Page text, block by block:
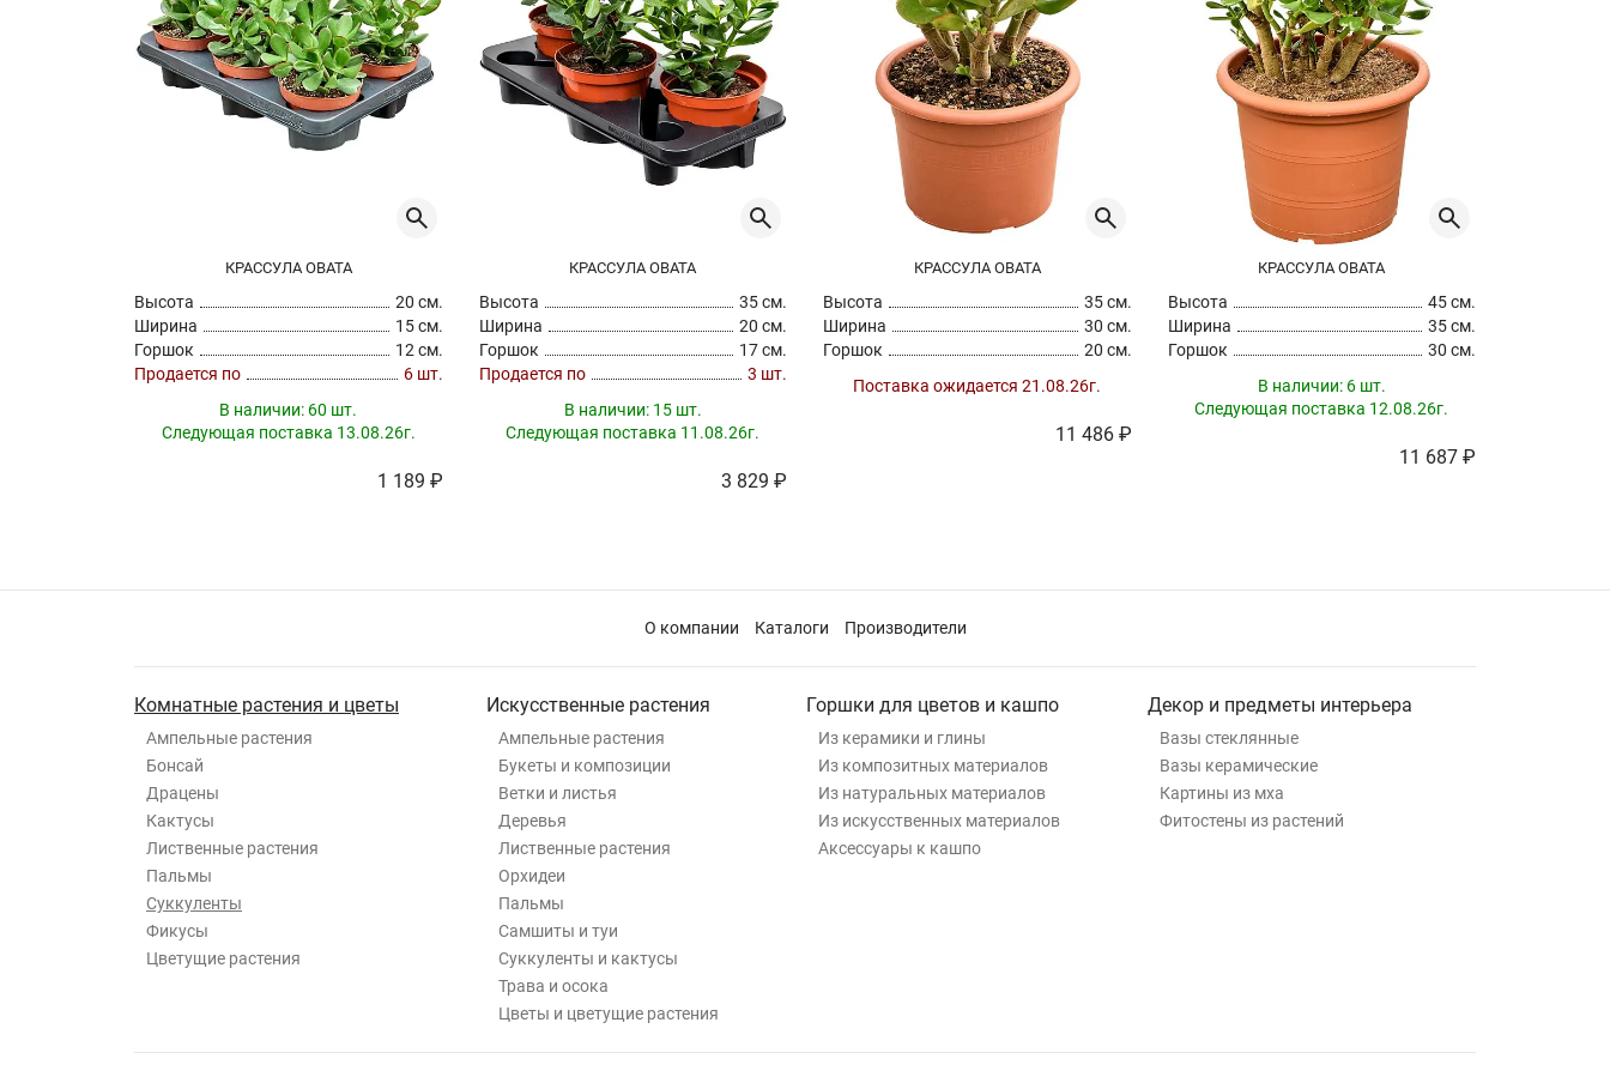
КРАССУЛА ОВАТА
Высота
20 см.
Ширина
15 см.
Горшок
12 см.
Продается по
6 шт.
В наличии: 60 шт.
Следующая поставка 13.08.26г.
1 189 ₽
КРАССУЛА ОВАТА
Высота
35 см.
Ширина
20 см.
Горшок
17 см.
Продается по
3 шт.
В наличии: 15 шт.
Следующая поставка 11.08.26г.
3 829 ₽
КРАССУЛА ОВАТА
Высота
35 см.
Ширина
30 см.
Горшок
20 см.
Поставка ожидается 21.08.26г.
11 486 ₽
КРАССУЛА ОВАТА
Высота
45 см.
Ширина
35 см.
Горшок
30 см.
В наличии: 6 шт.
Следующая поставка 12.08.26г.
11 687 ₽
О компании Каталоги Производители
Комнатные растения и цветы
Ампельные растения
Бонсай
Драцены
Кактусы
Лиственные растения
Пальмы
Суккуленты
Фикусы
Цветущие растения
Искусственные растения
Ампельные растения
Букеты и композиции
Ветки и листья
Деревья
Лиственные растения
Орхидеи
Пальмы
Самшиты и туи
Суккуленты и кактусы
Трава и осока
Цветы и цветущие растения
Горшки для цветов и кашпо
Из керамики и глины
Из композитных материалов
Из натуральных материалов
Из искусственных материалов
Аксессуары к кашпо
Декор и предметы интерьера
Вазы стеклянные
Вазы керамические
Картины из мха
Фитостены из растений